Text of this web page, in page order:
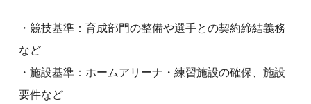
・競技基準：育成部門の整備や選手との契約締結義務
など
・施設基準：ホームアリーナ・練習施設の確保、施設
要件など